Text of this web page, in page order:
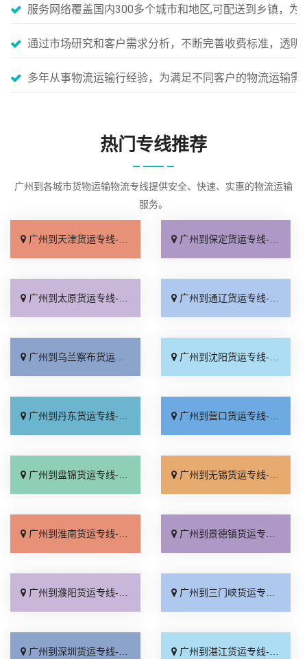
服务网络覆盖国内300多个城市和地区,可配送到乡镇，为
通过市场研究和客户需求分析，不断完善收费标准，透明
多年从事物流运输行经验，为满足不同客户的物流运输
热门专线推荐
广州到各城市货物运输物流专线提供安全、快速、实惠的物流运输
服务。
广州到天津货运专线-广州到天津物流公司_专业可靠「运保时效」 广州到保定货运专线-广州到保定物流公司_市县派送「收费标准」
广州到太原货运专线-广州到太原物流公司_计费标准「多少一方」 广州到通辽货运专线-广州到通辽物流公司_损坏理赔「保证时效」
广州到乌兰察布货运专线-广州到乌兰察布物流公司_零担配货「多少一吨」 广州到沈阳货运专线-广州到沈阳物流公司_运价行情「送货到门」
广州到丹东货运专线-广州到丹东物流公司_多少一方「全境派送」 广州到营口货运专线-广州到营口物流公司_服务周到「快速响应」
广州到盘锦货运专线-广州到盘锦物流公司_收费标准「全境配送」 广州到无锡货运专线-广州到无锡物流公司_几天到达「市县闪送」
广州到淮南货运专线-广州到淮南物流公司_专线快运「快速直达」 广州到景德镇货运专线-广州到景德镇物流公司_运价实惠「费用多少」
广州到濮阳货运专线-广州到濮阳物流公司_全程直达「定点发车」 广州到三门峡货运专线-广州到三门峡物流公司_运费多少「要几天到」
广州到深圳货运专线-广州到深圳物流公司_诚信经营「保证时效」 广州到湛江货运专线-广州到湛江物流公司_运价行情「市县派送」